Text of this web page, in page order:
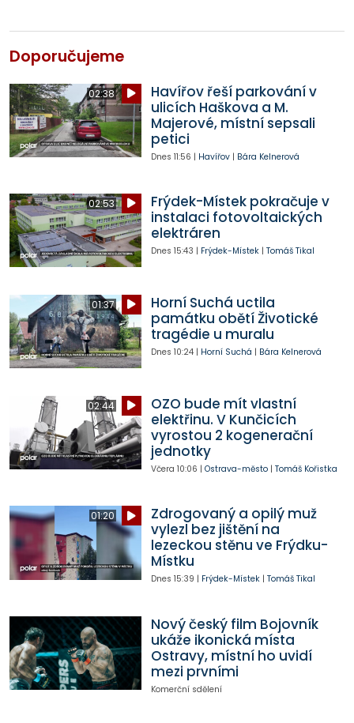
Doporučujeme
02:38
Havířov řeší parkování v
ulicích Haškova a M.
Majerové, místní sepsali
petici
Dnes 11:56 | Havířov| Bára Kelnerová
02:53
Frýdek-Místek pokračuje v
instalaci fotovoltaických
elektráren
Dnes 15:43 | Frýdek-Místek| Tomáš Tikal
01:37
Horní Suchá uctila
památku obětí Životické
tragédie u muralu
Dnes 10:24| Horní Suchá | Bára Kelnerová
02:44
OZO bude mít vlastní
elektřinu. V Kunčicích
vyrostou 2 kogenerační
jednotky
Včera 10:06 | Ostrava-město| Tomáš Kořistka
01:20
Zdrogovaný a opilý muž
vylezl bez jištění na
lezeckou stěnu ve Frýdku-
Místku
Dnes 15:39 | Frýdek-Místek| Tomáš Tikal
Nový český film Bojovník
ukáže ikonická místa
Ostravy, místní ho uvidí
mezi prvními
Komerční sdělení